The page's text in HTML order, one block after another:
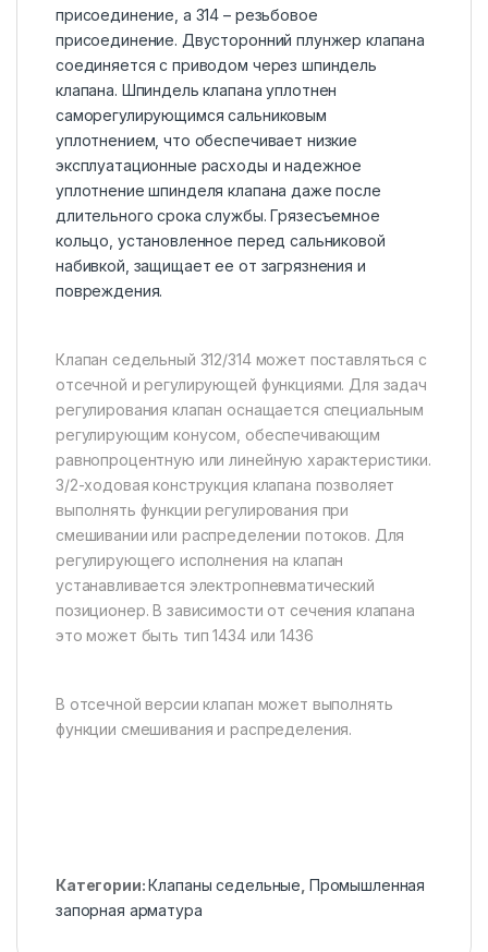
присоединение, а 314 – резьбовое
присоединение. Двусторонний плунжер клапана
соединяется с приводом через шпиндель
клапана. Шпиндель клапана уплотнен
саморегулирующимся сальниковым
уплотнением, что обеспечивает низкие
эксплуатационные расходы и надежное
уплотнение шпинделя клапана даже после
длительного срока службы. Грязесъемное
кольцо, установленное перед сальниковой
набивкой, защищает ее от загрязнения и
повреждения.
Клапан седельный 312/314 может поставляться с
отсечной и регулирующей функциями. Для задач
регулирования клапан оснащается специальным
регулирующим конусом, обеспечивающим
равнопроцентную или линейную характеристики.
3/2-ходовая конструкция клапана позволяет
выполнять функции регулирования при
смешивании или распределении потоков. Для
регулирующего исполнения на клапан
устанавливается электропневматический
позиционер. В зависимости от сечения клапана
это может быть тип 1434 или 1436
В отсечной версии клапан может выполнять
функции смешивания и распределения.
Категории:Клапаны седельные Промышленная
запорная арматура